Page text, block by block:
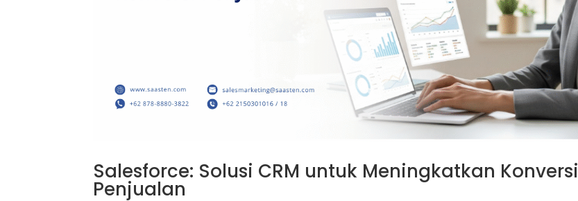
Salesforce: Solusi CRM untuk Meningkatkan Konversi
Penjualan